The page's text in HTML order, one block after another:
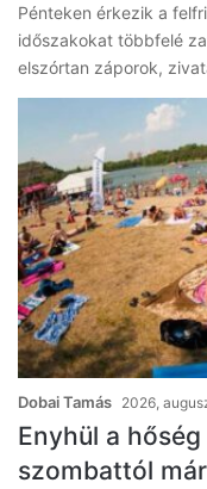
Pénteken érkezik a
időszakokat többfelé
elszórtan záporok,
Dobai Tamás 2026,
Enyhül a
szombattól